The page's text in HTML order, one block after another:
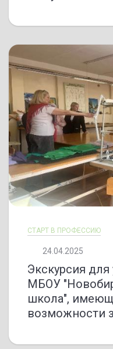
СТАРТ В ПРОФЕССИЮ
24.04.2025
Экскурсия для
МБОУ
школа",
возможности